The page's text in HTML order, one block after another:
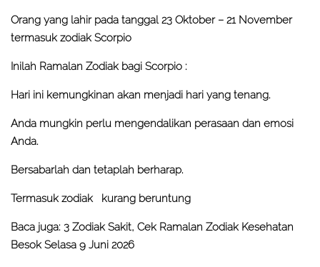
Orang yang lahir pada tanggal 23 Oktober – 21 November
termasuk zodiak Scorpio
Inilah Ramalan Zodiak bagi Scorpio :
Hari ini kemungkinan akan menjadi hari yang tenang.
Anda mungkin perlu mengendalikan perasaan dan emosi
Anda.
Bersabarlah dan tetaplah berharap.
Termasuk zodiak kurang beruntung
Baca juga: 3 Zodiak Sakit, Cek Ramalan Zodiak Kesehatan
Besok Selasa 9 Juni 2026